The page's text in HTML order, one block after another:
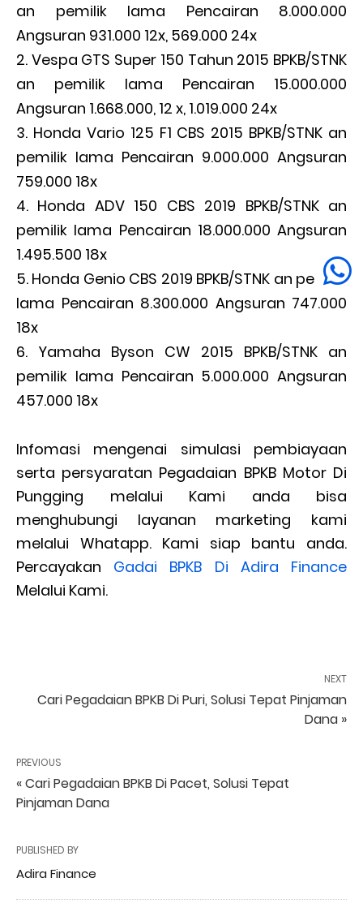
an pemilik lama Pencairan 8.000.000
Angsuran 931.000 12x, 569.000 24x
Vespa GTS Super 150 Tahun 2015 BPKB/STNK
an pemilik lama Pencairan 15.000.000
Angsuran 1.668.000, 12 x, 1.019.000 24x
Honda Vario 125 F1 CBS 2015 BPKB/STNK an
pemilik lama Pencairan 9.000.000 Angsuran
759.000 18x
Honda ADV 150 CBS 2019 BPKB/STNK an
pemilik lama Pencairan 18.000.000 Angsuran
1.495.500 18x
Honda Genio CBS 2019 BPKB/STNK an pemilik
lama Pencairan 8.300.000 Angsuran 747.000
18x
Yamaha Byson CW 2015 BPKB/STNK an
pemilik lama Pencairan 5.000.000 Angsuran
457.000 18x
Infomasi mengenai simulasi pembiayaan
serta persyaratan Pegadaian BPKB Motor Di
Pungging melalui Kami anda bisa
menghubungi layanan marketing kami
melalui Whatapp. Kami siap bantu anda.
Percayakan Gadai BPKB Di Adira Finance
Melalui Kami.
NEXT
Cari Pegadaian BPKB Di Puri, Solusi Tepat Pinjaman
Dana »
PREVIOUS
« Cari Pegadaian BPKB Di Pacet, Solusi Tepat
Pinjaman Dana
PUBLISHED BY
Adira Finance